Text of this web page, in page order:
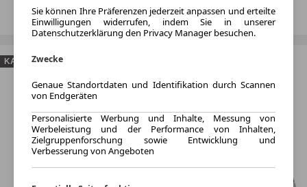
KAUFEN
Sie können Ihre Präferenzen jederzeit anpassen und erteilte
Einwilligungen widerrufen, indem Sie in unserer
Datenschutzerklärung den Privacy Manager besuchen.
Zwecke
Genaue Standortdaten und Identifikation durch Scannen
von Endgeräten
Personalisierte Werbung und Inhalte, Messung von
Werbeleistung und der Performance von Inhalten,
Zielgruppenforschung sowie Entwicklung und
Verbesserung von Angeboten